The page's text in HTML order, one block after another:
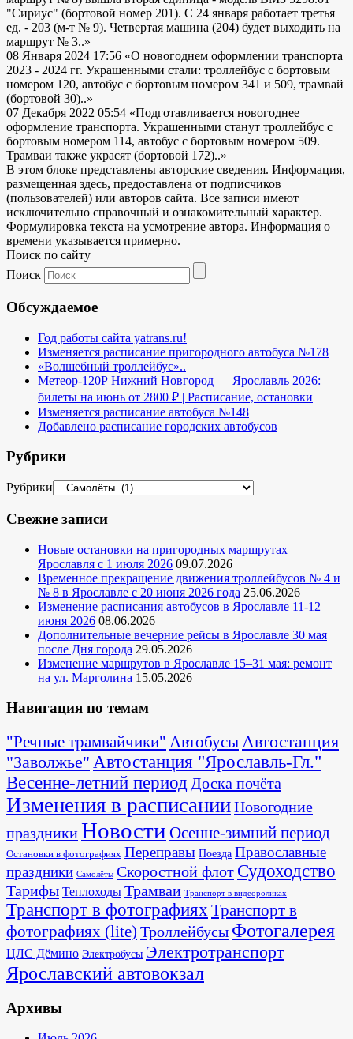
"Сириус" (бортовой номер 201). С 24 января работает третья
ед. - 203 (м-т № 9). Четвертая машина (204) будет выходить на
маршрут № 3..»
08 Января 2024 17:56 «О новогоднем оформлении транспорта
2023 - 2024 гг. Украшенными стали: троллейбус с бортовым
номером 120, автобус с бортовым номером 341 и 509, трамвай
(бортовой 30)..»
07 Декабря 2022 05:54 «Подготавливается новогоднее
оформление транспорта. Украшенными станут троллейбус с
бортовым номером 114, автобус с бортовым номером 509.
Трамваи также украсят (бортовой 172)..»
В этом блоке представлены авторские сведения. Информация,
размещенная здесь, предоставлена от подписчиков
(пользователей) или авторов сайта. Все записи имеют
исключительно справочный и ознакомительный характер.
Формулировка текста на усмотрение автора. Информация о
времени указывается примерно.
Поиск по сайту
Поиск
Обсуждаемое
Год работы сайта yatrans.ru!
Изменяется расписание пригородного автобуса №178
«Волшебный троллейбус»..
Метеор-120Р Нижний Новгород — Ярославль 2026:
билеты на июнь от 2800 ₽ | Расписание, остановки
Изменяется расписание автобуса №148
Добавлено расписание городских автобусов
Рубрики
Рубрики
Свежие записи
Новые остановки на пригородных маршрутах
Ярославля с 1 июля 2026 09.07.2026
Временное прекращение движения троллейбусов № 4 и
№ 8 в Ярославле с 20 июня 2026 года 25.06.2026
Изменение расписания автобусов в Ярославле 11-12
июня 2026 08.06.2026
Дополнительные вечерние рейсы в Ярославле 30 мая
после Дня города 29.05.2026
Изменение маршрутов в Ярославле 15–31 мая: ремонт
на ул. Марголина 15.05.2026
Навигация по темам
"Речные трамвайчики" Автобусы Автостанция
"Заволжье" Автостанция "Ярославль-Гл."
Весенне-летний период Доска почёта
Изменения в расписанииНовогодние
праздникиНовости Осенне-зимний период
Остановки в фотографиях Переправы Поезда Православные
праздники Самолёты Скоростной флот Судоходство
Тарифы Теплоходы Трамваи Транспорт в видеороликах
Транспорт в фотографиях Транспорт в
фотографиях (lite) Троллейбусы Фотогалерея
ЦЛС Дёмино Электробусы Электротранспорт
Ярославский автовокзал
Архивы